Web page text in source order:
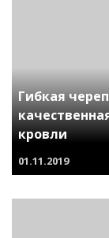
Гибкая
кровли
01.11.2019